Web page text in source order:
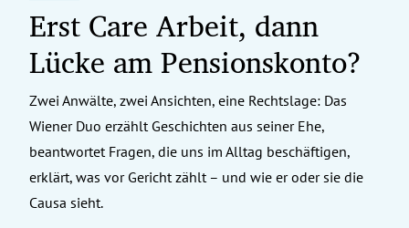
Erst Care Arbeit, dann
Lücke am Pensionskonto?
Zwei Anwälte, zwei Ansichten, eine Rechtslage: Das
Wiener Duo erzählt Geschichten aus seiner Ehe,
beantwortet Fragen, die uns im Alltag beschäftigen,
erklärt, was vor Gericht zählt – und wie er oder sie die
Causa sieht.